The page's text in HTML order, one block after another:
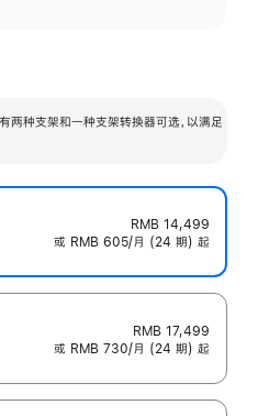
种支架和一种支架转换器可选，以满足
RMB 14,499
或 RMB 605/月 (24 期) 起
RMB 17,499
或 RMB 730/月 (24 期) 起